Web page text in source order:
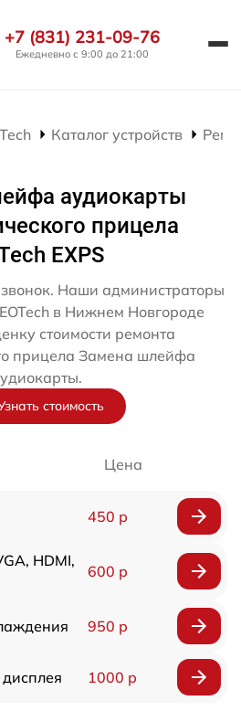
+7 (831) 231-09-76
Ежедневно с 9:00 до 21:00
Каталог устройств
аудиокарты
прицела
EXPS
Наши администраторы
в Нижнем Новгороде
стоимости ремонта
прицела Замена шлейфа
стоимость
Цена
450 р
HDMI,
600 р
950 р
1000 р